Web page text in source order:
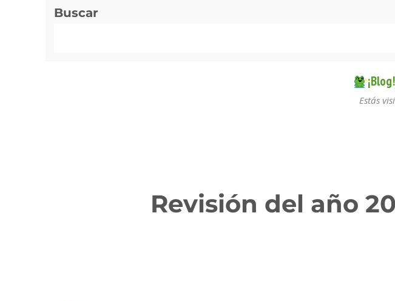
Buscar
Estás
Revisión del año